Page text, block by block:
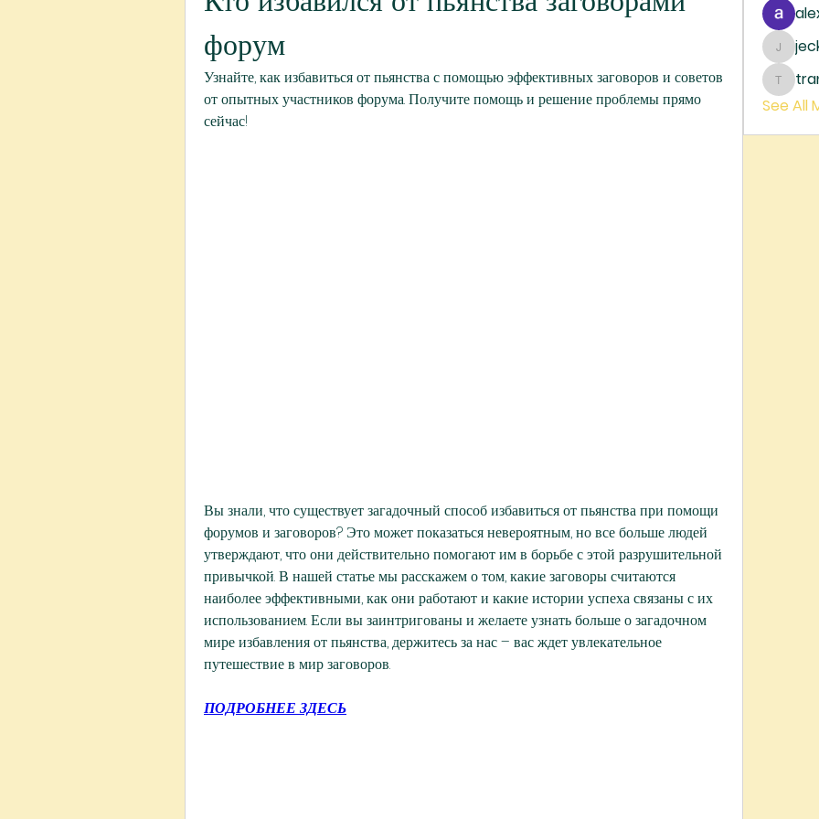
форум
Узнайте, как избавиться от пьянства с помощью эффективных заговоров и советов
от опытных участников форума. Получите помощь и решение проблемы прямо
сейчас!
Вы знали, что существует загадочный способ избавиться от пьянства при помощи
форумов и заговоров? Это может показаться невероятным, но все больше людей
утверждают, что они действительно помогают им в борьбе с этой разрушительной
привычкой. В нашей статье мы расскажем о том, какие заговоры считаются
наиболее эффективными, как они работают и какие истории успеха связаны с их
использованием. Если вы заинтригованы и желаете узнать больше о загадочном
мире избавления от пьянства, держитесь за нас – вас ждет увлекательное
путешествие в мир заговоров.
ПОДРОБНЕЕ ЗДЕСЬ
See All